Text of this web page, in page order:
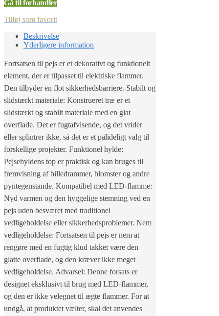
Gå til forhandler
Tilføj som favorit
Beskrivelse
Yderligere information
Fortsatsen til pejs er et dekorativt og funktionelt
element, der er tilpasset til elektriske flammer.
Den tilbyder en flot sikkerhedsbarriere. Stabilt og
slidstærkt materiale: Konstrueret træ er et
slidstærkt og stabilt materiale med en glat
overflade. Det er fugtafvisende, og det vrider
eller splintrer ikke, så det er et pålideligt valg til
forskellige projekter. Funktionel hylde:
Pejsehyldens top er praktisk og kan bruges til
fremvisning af billedrammer, blomster og andre
pyntegenstande. Kompatibel med LED-flamme:
Nyd varmen og den hyggelige stemning ved en
pejs uden besværet med traditionel
vedligeholdelse eller sikkerhedsproblemer. Nem
vedligeholdelse: Fortsatsen til pejs er nem at
rengøre med en fugtig klud takket være den
glatte overflade, og den kræver ikke meget
vedligeholdelse. Advarsel: Denne forsats er
designet eksklusivt til brug med LED-flammer,
og den er ikke velegnet til ægte flammer. For at
undgå, at produktet vælter, skal det anvendes